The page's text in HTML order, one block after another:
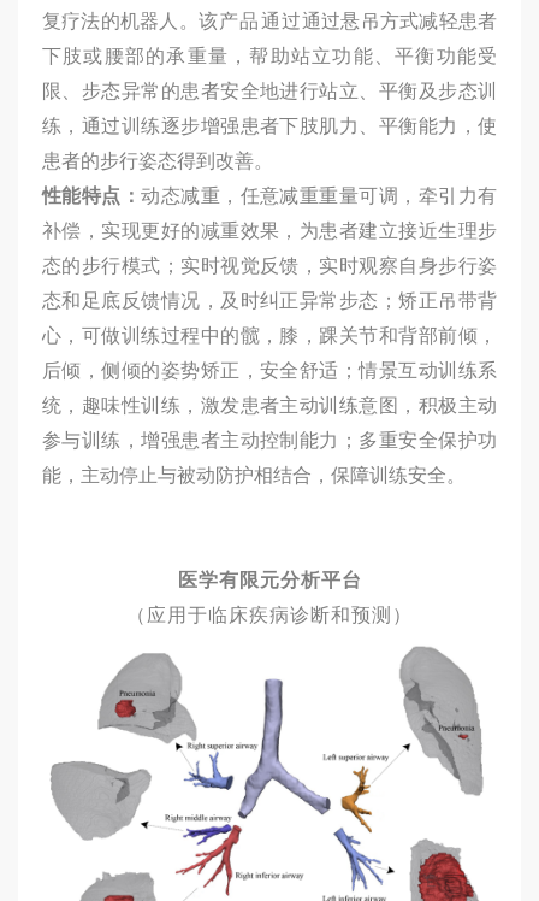
复疗法的机器人。 该产品通过通过悬吊方式减轻患者
下肢或腰部的承重量，帮助站立功能、平衡功能受
限、步态异常的患者安全地进行站立、平衡及步态训
练，通过训练逐步增强患者下肢肌力、平衡能力，使
患者的步行姿态得到改善。
性能特点：动态减重，任意减重重量可调，牵引力有
补偿，实现更好的减重效果，为患者建立接近生理步
态的步行模式；实时视觉反馈，实时观察自身步行姿
态和足底反馈情况，及时纠正异常步态；矫正吊带背
心，可做训练过程中的髋，膝，踝关节和背部前倾，
后倾，侧倾的姿势矫正，安全舒适；情景互动训练系
统，趣味性训练，激发患者主动训练意图，积极主动
参与训练，增强患者主动控制能力；多重安全保护功
能，主动停止与被动防护相结合，保障训练安全。
医学有限元分析平台
（应用于临床疾病诊断和预测）